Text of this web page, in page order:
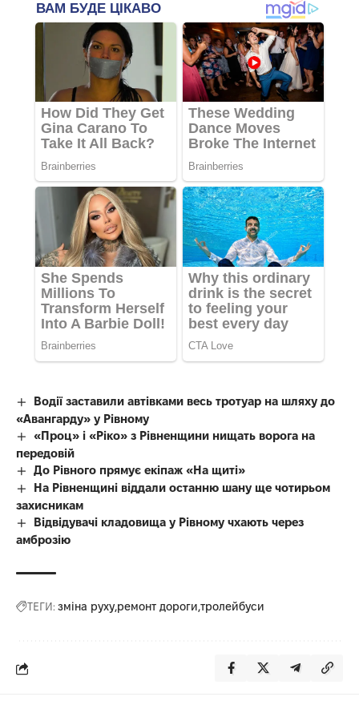
Водії заставили автівками весь тротуар на шляху до
«Авангарду» у Рівному
«Проц» і «Ріко» з Рівненщини нищать ворога на
передовій
До Рівного прямує екіпаж «На щиті»
На Рівненщині віддали останню шану ще чотирьом
захисникам
Відвідувачі кладовища у Рівному чхають через
амброзію
ТЕГИ: зміна руху ремонт дороги тролейбуси